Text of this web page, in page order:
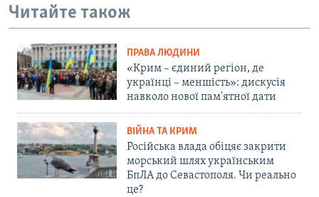
Читайте також
ПРАВА ЛЮДИНИ
«Крим – єдиний регіон, де
українці – меншість»: дискусія
навколо нової пам'ятної дати
ВІЙНА ТА КРИМ
Російська влада обіцяє закрити
морський шлях українським
БпЛА до Севастополя. Чи реально
це?